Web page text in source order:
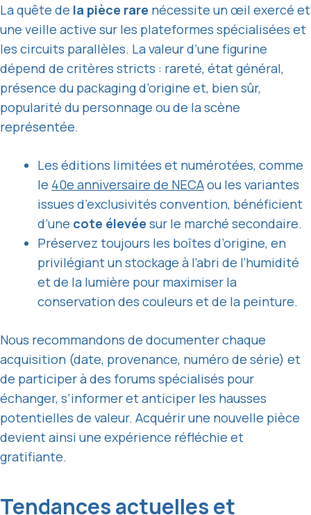
La quête de la pièce rare nécessite un œil exercé et
une veille active sur les plateformes spécialisées et
les circuits parallèles. La valeur d’une figurine
dépend de critères stricts : rareté, état général,
présence du packaging d’origine et, bien sûr,
popularité du personnage ou de la scène
représentée.
Les éditions limitées et numérotées, comme
le 40e anniversaire de NECAou les variantes
issues d’exclusivités convention, bénéficient
d’une cote élevée sur le marché secondaire.
Préservez toujours les boîtes d’origine, en
privilégiant un stockage à l’abri de l’humidité
et de la lumière pour maximiser la
conservation des couleurs et de la peinture.
Nous recommandons de documenter chaque
acquisition (date, provenance, numéro de série) et
de participer à des forums spécialisés pour
échanger, s’informer et anticiper les hausses
potentielles de valeur. Acquérir une nouvelle pièce
devient ainsi une expérience réfléchie et
gratifiante.
Tendances actuelles et